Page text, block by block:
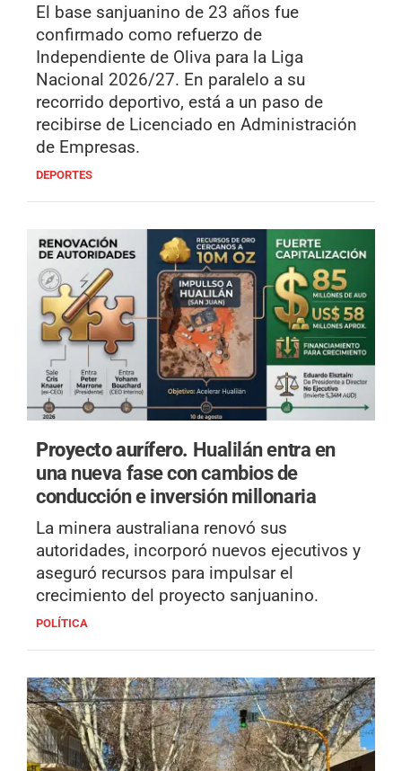
El base sanjuanino de 23 años fue
confirmado como refuerzo de
Independiente de Oliva para la Liga
Nacional 2026/27. En paralelo a su
recorrido deportivo, está a un paso de
recibirse de Licenciado en Administración
de Empresas.
DEPORTES
Proyecto aurífero. Hualilán entra en
una nueva fase con cambios de
conducción e inversión millonaria
La minera australiana renovó sus
autoridades, incorporó nuevos ejecutivos y
aseguró recursos para impulsar el
crecimiento del proyecto sanjuanino.
POLÍTICA